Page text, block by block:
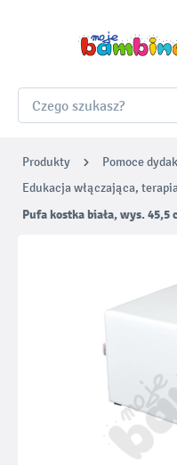
Produkty
Pomoce
Edukacja włączająca,
Pufa kostka biała, wys. 45,5